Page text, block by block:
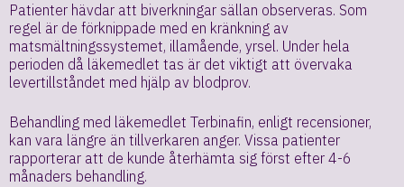
Patienter hävdar att biverkningar sällan observeras. Som
regel är de förknippade med en kränkning av
matsmältningssystemet, illamående, yrsel. Under hela
perioden då läkemedlet tas är det viktigt att övervaka
levertillståndet med hjälp av blodprov.
Behandling med läkemedlet Terbinafin, enligt recensioner,
kan vara längre än tillverkaren anger. Vissa patienter
rapporterar att de kunde återhämta sig först efter 4-6
månaders behandling.